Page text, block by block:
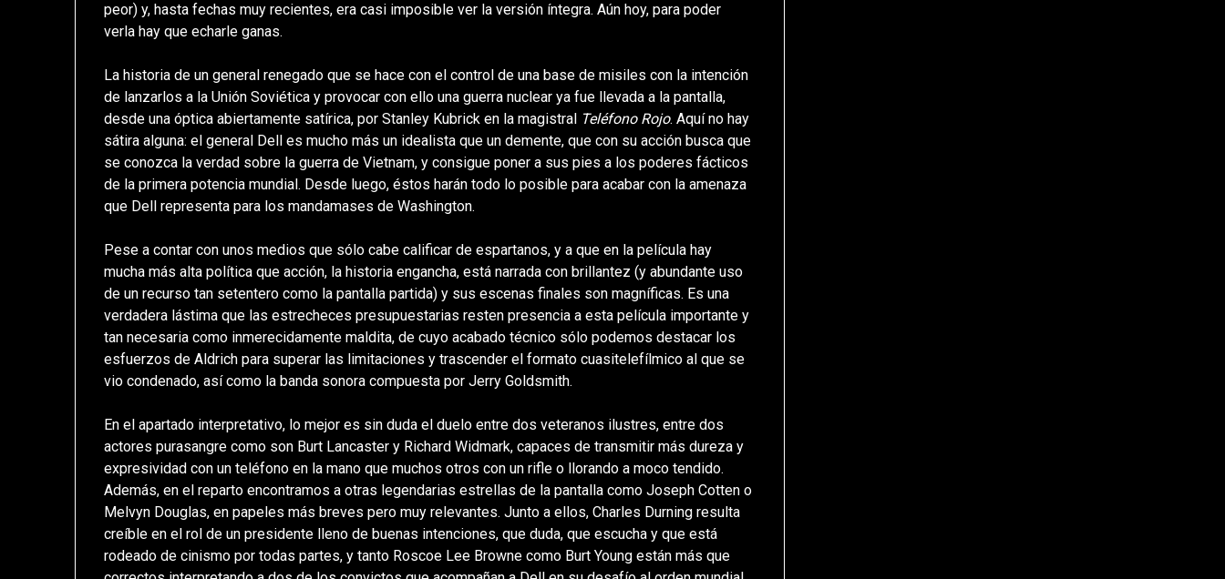
peor) y, hasta fechas muy recientes, era casi imposible ver la versión íntegra. Aún hoy, para poder
verla hay que echarle ganas.
La historia de un general renegado que se hace con el control de una base de misiles con la intención
de lanzarlos a la Unión Soviética y provocar con ello una guerra nuclear ya fue llevada a la pantalla,
desde una óptica abiertamente satírica, por Stanley Kubrick en la magistral Teléfono Rojo. Aquí no hay
sátira alguna: el general Dell es mucho más un idealista que un demente, que con su acción busca que
se conozca la verdad sobre la guerra de Vietnam, y consigue poner a sus pies a los poderes fácticos
de la primera potencia mundial. Desde luego, éstos harán todo lo posible para acabar con la amenaza
que Dell representa para los mandamases de Washington.
Pese a contar con unos medios que sólo cabe calificar de espartanos, y a que en la película hay
mucha más alta política que acción, la historia engancha, está narrada con brillantez (y abundante uso
de un recurso tan setentero como la pantalla partida) y sus escenas finales son magníficas. Es una
verdadera lástima que las estrecheces presupuestarias resten presencia a esta película importante y
tan necesaria como inmerecidamente maldita, de cuyo acabado técnico sólo podemos destacar los
esfuerzos de Aldrich para superar las limitaciones y trascender el formato cuasitelefílmico al que se
vio condenado, así como la banda sonora compuesta por Jerry Goldsmith.
En el apartado interpretativo, lo mejor es sin duda el duelo entre dos veteranos ilustres, entre dos
actores purasangre como son Burt Lancaster y Richard Widmark, capaces de transmitir más dureza y
expresividad con un teléfono en la mano que muchos otros con un rifle o llorando a moco tendido.
Además, en el reparto encontramos a otras legendarias estrellas de la pantalla como Joseph Cotten o
Melvyn Douglas, en papeles más breves pero muy relevantes. Junto a ellos, Charles Durning resulta
creíble en el rol de un presidente lleno de buenas intenciones, que duda, que escucha y que está
rodeado de cinismo por todas partes, y tanto Roscoe Lee Browne como Burt Young están más que